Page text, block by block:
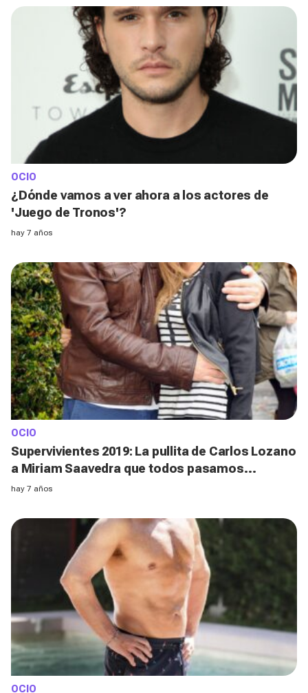
OCIO
¿Dónde vamos a ver ahora a los actores de
'Juego de Tronos'?
hay 7 años
OCIO
Supervivientes 2019: La pullita de Carlos Lozano
a Miriam Saavedra que todos pasamos
desapercibida
hay 7 años
OCIO